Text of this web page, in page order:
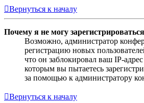
Вернуться к началу
Почему я не могу
Возможно, администратор
регистрацию новых
что он заблокировал ваш IP-
которым вы пытаетесь
за помощью к администратору
Вернуться к началу